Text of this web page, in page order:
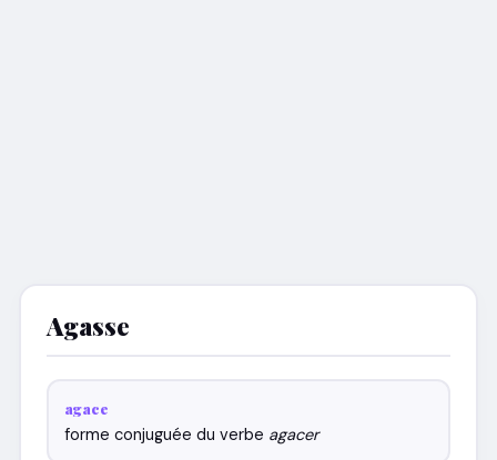
Agasse
agace
forme conjuguée du verbe agacer